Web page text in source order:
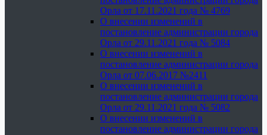
Орла от 17.11.2021 года № 4769
О внесении изменений в
постановление администрации города
Орла от 29.11.2021 года № 5084
О внесении изменений в
постановление администрации города
Орла от 07.06.2017 №2411
О внесении изменений в
постановление администрации города
Орла от 29.11.2021 года № 5082
О внесении изменений в
постановление администрации города